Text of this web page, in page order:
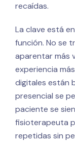
recaídas.
La clave está
función. No se
aparentar más
experiencia
digitales están
presencial se
paciente se
fisioterapeuta
repetidas sin